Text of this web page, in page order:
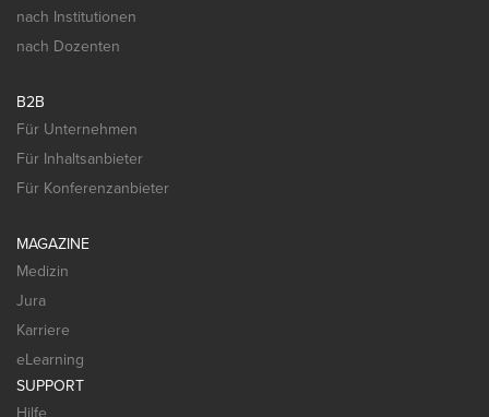
nach Institutionen
nach Dozenten
B2B
Für Unternehmen
Für Inhaltsanbieter
Für Konferenzanbieter
MAGAZINE
Medizin
Jura
Karriere
eLearning
SUPPORT
Hilfe